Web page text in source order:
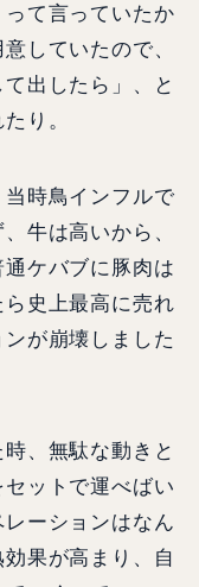
て言っていたか
していたので、
出したら」、と
り。
時鳥インフルで
牛は高いから、
ケバブに豚肉は
史上最高に売れ
が崩壊しました
、無駄な動きと
ットで運べばい
ーションはなん
果が高まり、自